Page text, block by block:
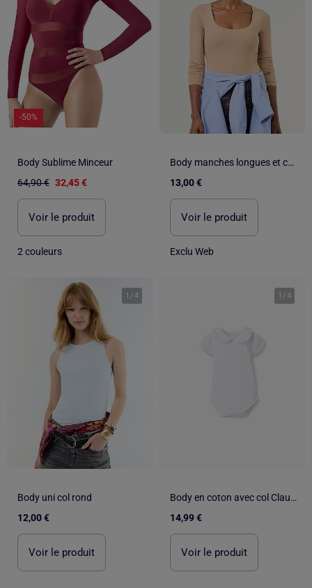
-50%
Body Sublime Minceur
64,90 € 32,45 €
Voir le produit
2 couleurs
Body manches longues et col rond
13,00 €
Voir le produit
Exclu Web
1 /4
Body uni col rond
12,00 €
Voir le produit
1 /4
Body en coton avec col Claudine
14,99 €
Voir le produit